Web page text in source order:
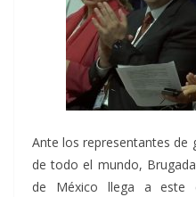
Ante los representantes de
de todo el mundo,
de México llega a este